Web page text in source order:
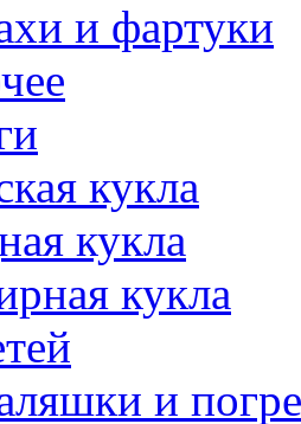
и фартуки
кукла
кукла
кукла
и